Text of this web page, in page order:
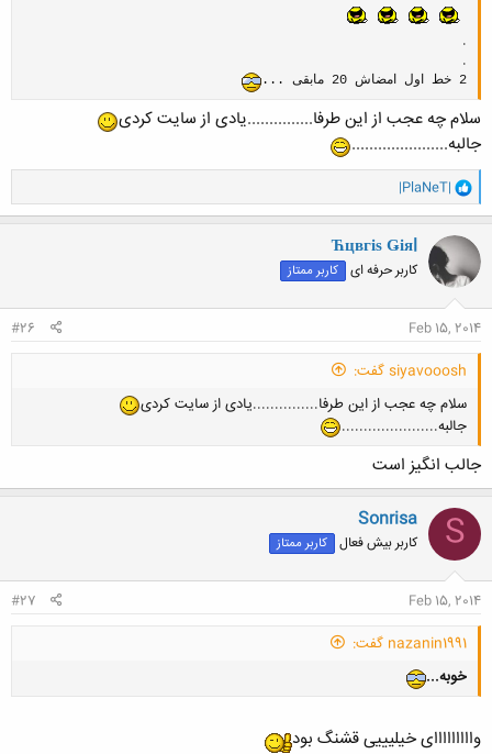
.
.
2 خط اول امضاش 20 مابقی ...
سلام چه عجب از این طرفا...............یادی از سایت کردی
جالبه......................
و
ا
ک
ن
ش
ه
ا
|PlaNeT|
Ћцвгіѕ Ǥіяl
کاربر حرفه ای کاربر ممتاز
Feb 15, 2014
#26
siyavooosh گفت:
سلام چه عجب از این طرفا...............یادی از سایت کردی
جالبه......................
جالب انگیز است
S
Sonrisa
کاربر بیش فعال کاربر ممتاز
Feb 15, 2014
#27
nazanin1991 گفت:
خوبه...
وااااااااای خیلیییی قشنگ بود